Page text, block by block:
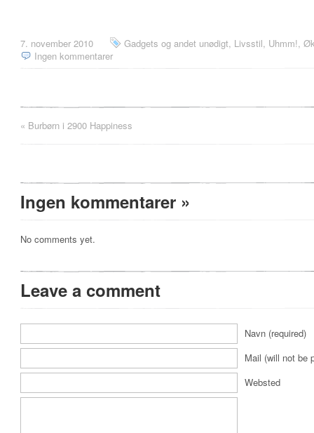
7. november 2010 Gadgets og andet unødigt, Livsstil, Uhmm!,
Ingen kommentarer
« Burbørn i 2900 Happiness
Ingen kommentarer »
No comments yet.
Leave a comment
Navn (required)
Mail (will not be
Websted